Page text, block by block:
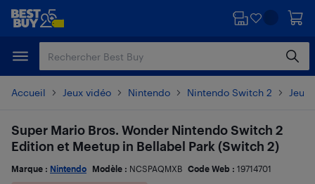
Passer
principal
Passer
Accueil Jeux vidéo Nintendo Nintendo Switch 2 Jeux
Super Mario Bros. Wonder Nintendo Switch 2
Edition et Meetup in Bellabel Park (Switch 2)
Marque : Nintendo Modèle : NCSPAQMXB Code Web : 19714701